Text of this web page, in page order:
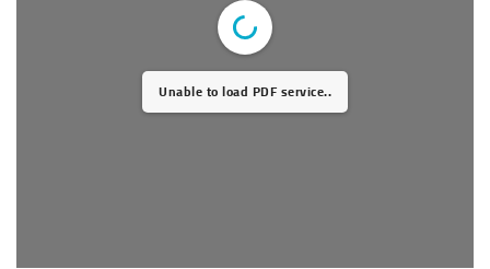
Unable to load PDF service..